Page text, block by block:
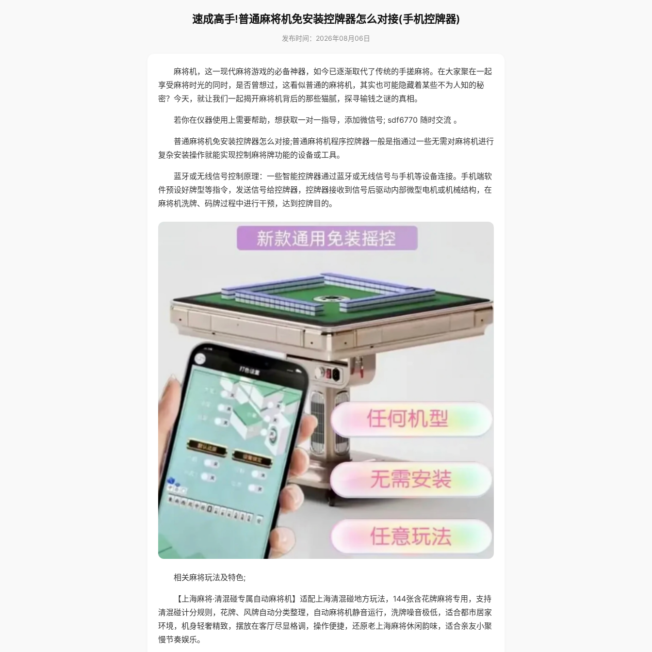
速成高手!普通麻将机免安装控牌器怎么对接(手机控牌器)
发布时间：2026年08月06日
麻将机，这一现代麻将游戏的必备神器，如今已逐渐取代了传统的手搓麻将。在大家聚在一起
享受麻将时光的同时，是否曾想过，这看似普通的麻将机，其实也可能隐藏着某些不为人知的秘
密？今天，就让我们一起揭开麻将机背后的那些猫腻，探寻输钱之谜的真相。
若你在仪器使用上需要帮助，想获取一对一指导，添加微信号; sdf6770 随时交流 。
普通麻将机免安装控牌器怎么对接;普通麻将机程序控牌器一般是指通过一些无需对麻将机进行
复杂安装操作就能实现控制麻将牌功能的设备或工具。
蓝牙或无线信号控制原理：一些智能控牌器通过蓝牙或无线信号与手机等设备连接。手机端软
件预设好牌型等指令，发送信号给控牌器，控牌器接收到信号后驱动内部微型电机或机械结构，在
麻将机洗牌、码牌过程中进行干预，达到控牌目的。
相关麻将玩法及特色;
【上海麻将·清混碰专属自动麻将机】适配上海清混碰地方玩法，144张含花牌麻将专用，支持
清混碰计分规则，花牌、风牌自动分类整理，自动麻将机静音运行，洗牌噪音极低，适合都市居家
环境，机身轻奢精致，摆放在客厅尽显格调，操作便捷，还原老上海麻将休闲韵味，适合亲友小聚
慢节奏娱乐。